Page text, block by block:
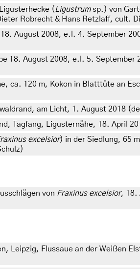
( Ligustrumsp.) von
Robrecht & Hans Retzlaff, cult.
August 2008, e.l. 4. September
18. August 2008, e.l. 5.
ca. 120 m, Kokon in Blatttüte an
am Licht, 1. August 2018
Tagfang, Ligusternähe, 18. April
excelsior) in der Siedlung, 65
von Fraxinus excelsior, 18.
Leipzig, Flussaue an der Weißen